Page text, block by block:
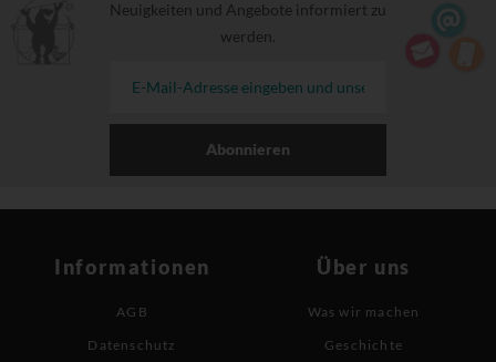
Neuigkeiten und Angebote informiert zu
werden.
Abonnieren
Informationen
AGB
Datenschutz
Über uns
Was wir machen
Geschichte